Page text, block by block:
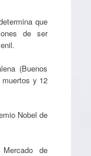
que
de ser
(Buenos
y 12
Nobel de
de